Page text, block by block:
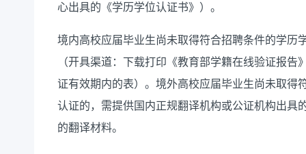
心出具的《学历学位认证书》） 。
境内高校应届毕业生尚未取得符合招聘条件的学历
（开具渠道：下载打印 《教育部学籍在线验证报告
证有效期内的表）。境外高校应届毕业生尚未取得
认证的，需提供国内正规翻译机构或公证机构出具
的翻译材料。